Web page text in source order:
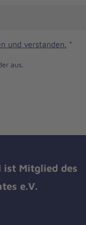
und verstanden. *
aus.
ist Mitglied des
e.V.